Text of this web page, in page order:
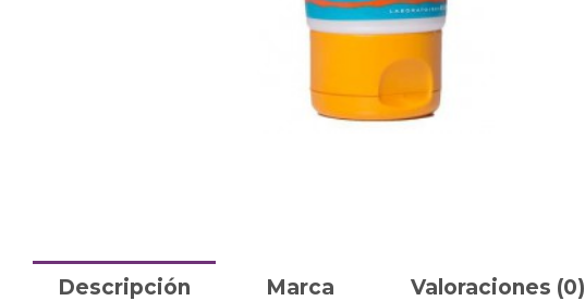
Descripción Marca Valoraciones (0)